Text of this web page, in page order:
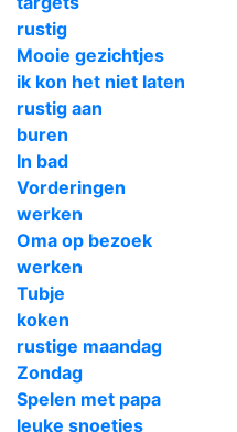
rustig
Mooie gezichtjes
ik kon het niet laten
rustig aan
buren
In bad
Vorderingen
werken
Oma op bezoek
werken
Tubje
koken
rustige maandag
Zondag
Spelen met papa
leuke snoetjes